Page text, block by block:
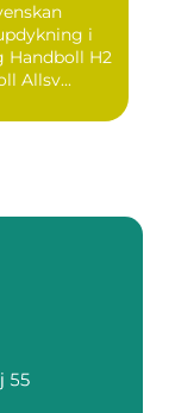
i
H2
Allsv...